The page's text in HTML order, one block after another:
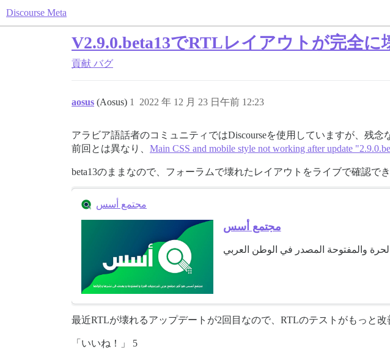
Discourse Meta
V2.9.0.beta13でRTLレイアウトが完全に
貢献 バグ
aosus (Aosus) 2022 年 12 月 23 日午前 12:23
1
アラビア語話者のコミュニティではDiscourseを使用していますが、残
前回とは異なり、 Main CSS and mobile style not working after update
beta13のままなので、フォーラムで壊れたレイアウトをライブで確認でき
مجتمع أسس
مجتمع أسس
والمفتوحة المصدر في الوطن العربي
最近RTLが壊れるアップデートが2回目なので、RTLのテストがもっと改
「いいね！」 5